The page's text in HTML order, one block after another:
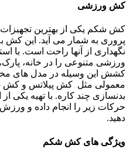
کش ورزشی
کش شکم یکی از بهترین تجهیزات
پروری به شمار می آید. این کش
نگهداری از آنها راحت است. با
ورزشی متنوعی را در خانه،
کشش این وسیله در مدل های
معمولی مثل کش پیلاتس و کش
بدنسازی چند کاره. با تهیه یکی
حرکات زیر را انجام داده و ورزش
دهید.
ویژگی های کش شکم